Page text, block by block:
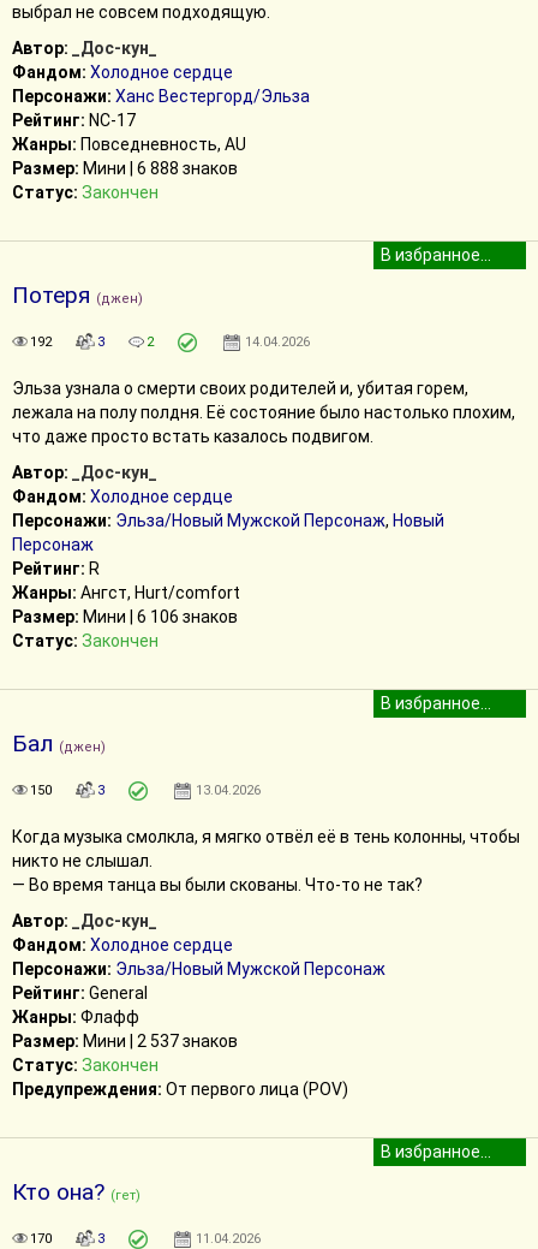
выбрал не совсем подходящую.
Автор:
_Дос-кун_
Фандом: Холодное сердце
Персонажи: Ханс Вестергорд/Эльза
Рейтинг: NC-17
Жанры: Повседневность, AU
Размер: Мини | 6 888 знаков
Статус: Закончен
Потеря (джен)
192 3 2 14.04.2026
Эльза узнала о смерти своих родителей и, убитая горем,
лежала на полу полдня. Её состояние было настолько плохим,
что даже просто встать казалось подвигом.
Автор:
_Дос-кун_
Фандом: Холодное сердце
Персонажи: Эльза/Новый Мужской Персонаж, Новый
Персонаж
Рейтинг: R
Жанры: Ангст, Hurt/comfort
Размер: Мини | 6 106 знаков
Статус: Закончен
Бал (джен)
150 3 13.04.2026
Когда музыка смолкла, я мягко отвёл её в тень колонны, чтобы
никто не слышал.
— Во время танца вы были скованы. Что-то не так?
Автор:
_Дос-кун_
Фандом: Холодное сердце
Персонажи: Эльза/Новый Мужской Персонаж
Рейтинг: General
Жанры: Флафф
Размер: Мини | 2 537 знаков
Статус: Закончен
Предупреждения: От первого лица (POV)
Кто она? (гет)
170 3 11.04.2026